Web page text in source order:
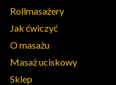
Rollmasażery
Jak ćwiczyć
O masażu
Masaż uciskowy
Sklep